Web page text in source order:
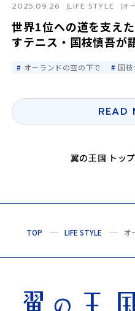
世界1位への道を支え
すテニス・国枝慎吾が
2025.09.26 LIFE STYLE オ
オーランドの空の下で 国
READ
翼の王国 トッ
TOP LIFE STYLE オ